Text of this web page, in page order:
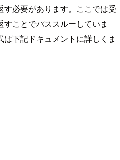
す必要があります。ここでは受
ことでパススルーしていま
下記ドキュメントに詳しくま